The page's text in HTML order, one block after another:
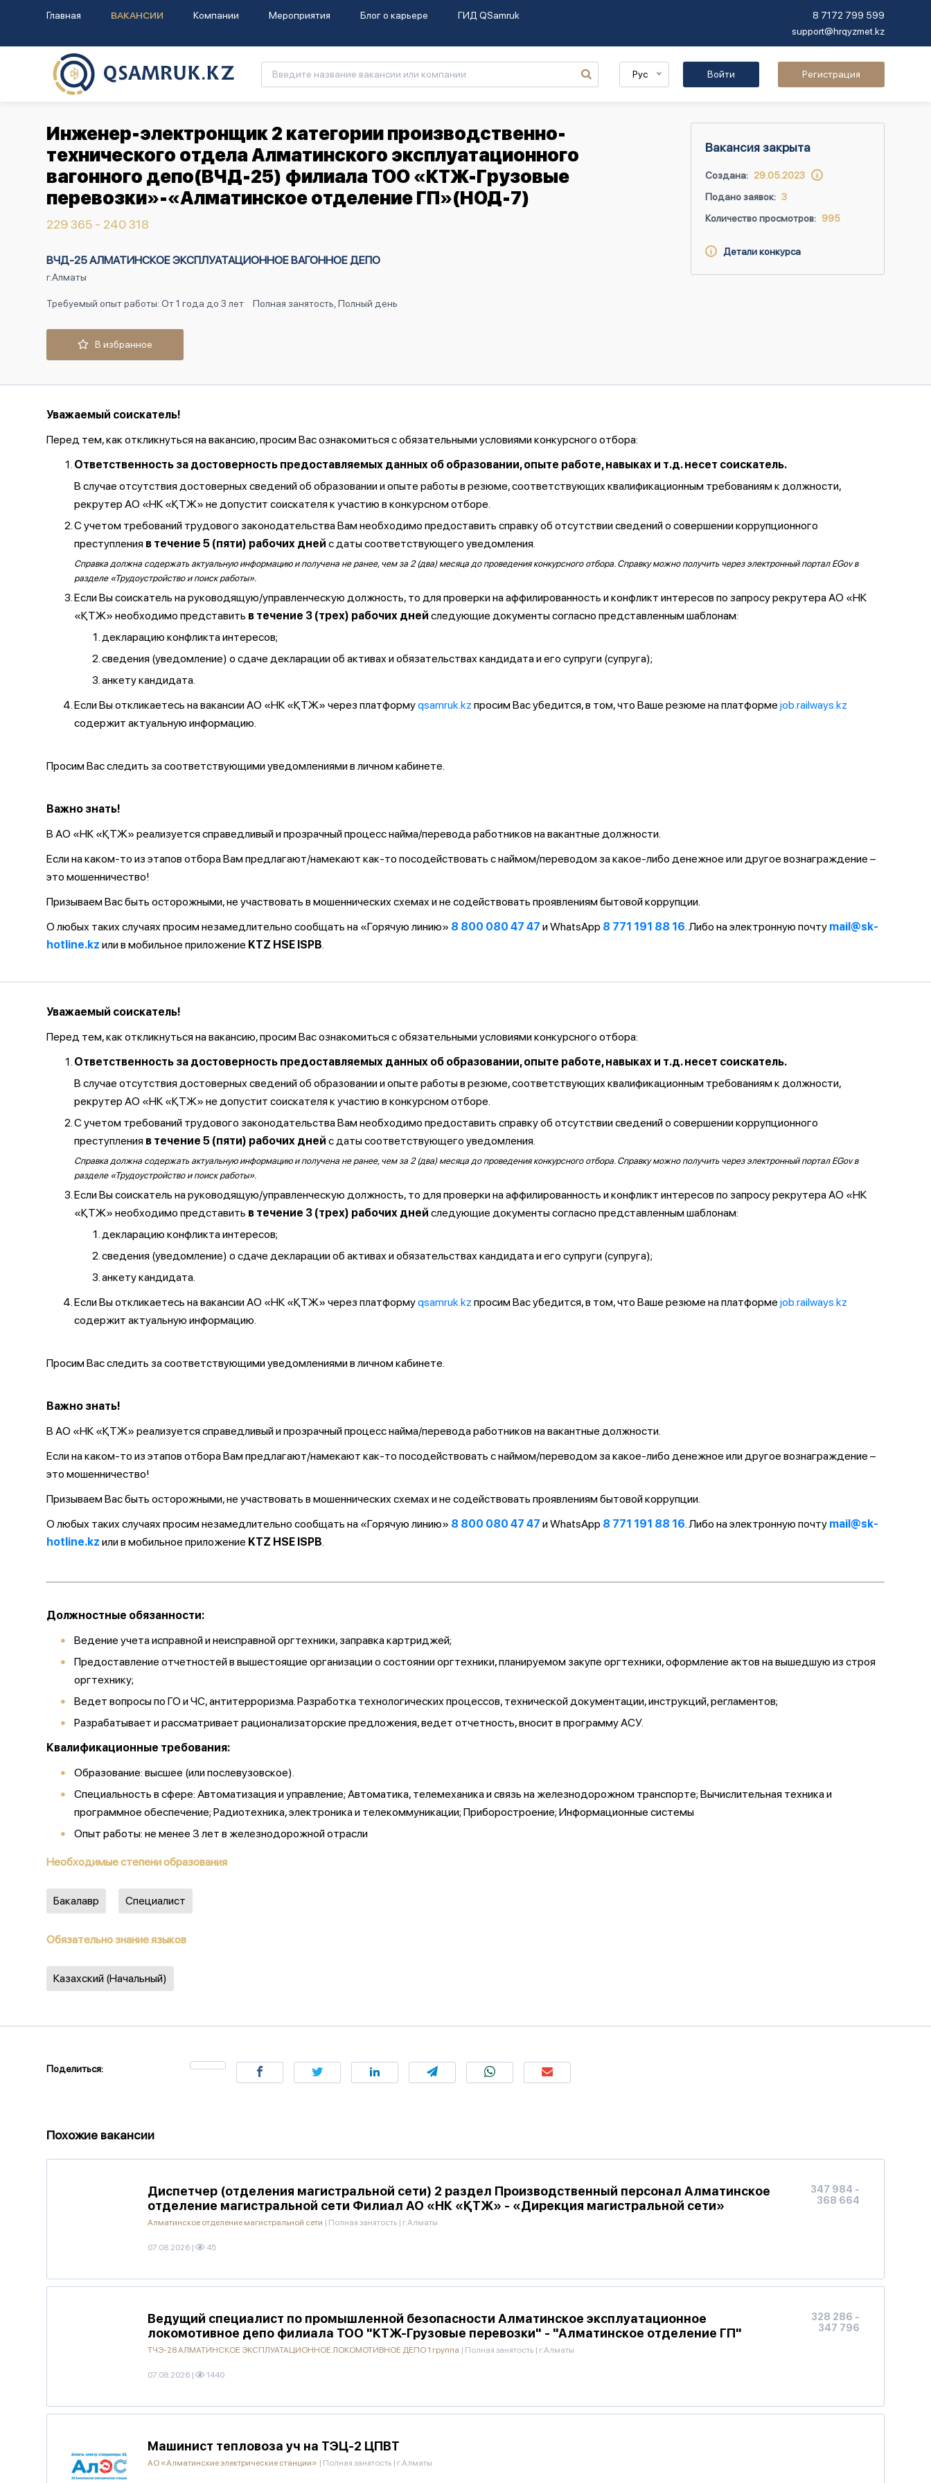
Главная ВАКАНСИИ Компании Мероприятия Блог о карьере ГИД QSamruk
8 7172 799 599
support@hrqyzmet.kz
Рус Войти Регистрация
Инженер-электронщик 2 категории производственно-
технического отдела Алматинского эксплуатационного
вагонного депо(ВЧД-25) филиала ТОО «КТЖ-Грузовые
перевозки»-«Алматинское отделение ГП»(НОД-7)
229 365 - 240 318
ВЧД-25 АЛМАТИНСКОЕ ЭКСПЛУАТАЦИОННОЕ ВАГОННОЕ ДЕПО
г.Алматы
Требуемый опыт работы: От 1 года до 3 лет Полная занятость, Полный день
Вакансия закрыта
Создана: 29.05.2023
Подано заявок: 3
Количество просмотров: 995
Детали конкурса
В избранное
Уважаемый соискатель!
Перед тем, как откликнуться на вакансию, просим Вас ознакомиться с обязательными условиями конкурсного отбора:
Ответственность за достоверность предоставляемых данных об образовании, опыте работе, навыках и т.д. несет соискатель.
В случае отсутствия достоверных сведений об образовании и опыте работы в резюме, соответствующих квалификационным требованиям к должности,
рекрутер АО «НК «ҚТЖ» не допустит соискателя к участию в конкурсном отборе.
С учетом требований трудового законодательства Вам необходимо предоставить справку об отсутствии сведений о совершении коррупционного
преступления в течение 5 (пяти) рабочих дней с даты соответствующего уведомления.
Справка должна содержать актуальную информацию и получена не ранее, чем за 2 (два) месяца до проведения конкурсного отбора. Справку можно получить через электронный портал EGov в
разделе «Трудоустройство и поиск работы».
Если Вы соискатель на руководящую/управленческую должность, то для проверки на аффилированность и конфликт интересов по запросу рекрутера АО «НК
«ҚТЖ» необходимо представить в течение 3 (трех) рабочих дней следующие документы согласно представленным шаблонам:
декларацию конфликта интересов;
сведения (уведомление) о сдаче декларации об активах и обязательствах кандидата и его супруги (супруга);
анкету кандидата.
Если Вы откликаетесь на вакансии АО «НК «ҚТЖ» через платформуqsamruk.kz просим Вас убедится, в том, что Ваше резюме на платформе job.railways.kz
содержит актуальную информацию.
Просим Вас следить за соответствующими уведомлениями в личном кабинете.
Важно знать!
В АО «НК «ҚТЖ» реализуется справедливый и прозрачный процесс найма/перевода работников на вакантные должности.
Если на каком-то из этапов отбора Вам предлагают/намекают как-то посодействовать с наймом/переводом за какое-либо денежное или другое вознаграждение –
это мошенничество!
Призываем Вас быть осторожными, не участвовать в мошеннических схемах и не содействовать проявлениям бытовой коррупции.
О любых таких случаях просим незамедлительно сообщать на «Горячую линию» 8 800 080 47 47 и WhatsApp 8 771 191 88 16. Либо на электронную почту mail@sk-
hotline.kz или в мобильное приложение KTZ HSE ISPB.
Уважаемый соискатель!
Перед тем, как откликнуться на вакансию, просим Вас ознакомиться с обязательными условиями конкурсного отбора:
Ответственность за достоверность предоставляемых данных об образовании, опыте работе, навыках и т.д. несет соискатель.
В случае отсутствия достоверных сведений об образовании и опыте работы в резюме, соответствующих квалификационным требованиям к должности,
рекрутер АО «НК «ҚТЖ» не допустит соискателя к участию в конкурсном отборе.
С учетом требований трудового законодательства Вам необходимо предоставить справку об отсутствии сведений о совершении коррупционного
преступления в течение 5 (пяти) рабочих дней с даты соответствующего уведомления.
Справка должна содержать актуальную информацию и получена не ранее, чем за 2 (два) месяца до проведения конкурсного отбора. Справку можно получить через электронный портал EGov в
разделе «Трудоустройство и поиск работы».
Если Вы соискатель на руководящую/управленческую должность, то для проверки на аффилированность и конфликт интересов по запросу рекрутера АО «НК
«ҚТЖ» необходимо представить в течение 3 (трех) рабочих дней следующие документы согласно представленным шаблонам:
декларацию конфликта интересов;
сведения (уведомление) о сдаче декларации об активах и обязательствах кандидата и его супруги (супруга);
анкету кандидата.
Если Вы откликаетесь на вакансии АО «НК «ҚТЖ» через платформуqsamruk.kz просим Вас убедится, в том, что Ваше резюме на платформе job.railways.kz
содержит актуальную информацию.
Просим Вас следить за соответствующими уведомлениями в личном кабинете.
Важно знать!
В АО «НК «ҚТЖ» реализуется справедливый и прозрачный процесс найма/перевода работников на вакантные должности.
Если на каком-то из этапов отбора Вам предлагают/намекают как-то посодействовать с наймом/переводом за какое-либо денежное или другое вознаграждение –
это мошенничество!
Призываем Вас быть осторожными, не участвовать в мошеннических схемах и не содействовать проявлениям бытовой коррупции.
О любых таких случаях просим незамедлительно сообщать на «Горячую линию» 8 800 080 47 47 и WhatsApp 8 771 191 88 16. Либо на электронную почту mail@sk-
hotline.kz или в мобильное приложение KTZ HSE ISPB.
Должностные обязанности:
Ведение учета исправной и неисправной оргтехники, заправка картриджей;
Предоставление отчетностей в вышестоящие организации о состоянии оргтехники, планируемом закупе оргтехники, оформление актов на вышедшую из строя
оргтехнику;
Ведет вопросы по ГО и ЧС, антитерроризма. Разработка технологических процессов, технической документации, инструкций, регламентов;
Разрабатывает и рассматривает рационализаторские предложения, ведет отчетность, вносит в программу АСУ.
Квалификационные требования:
Образование: высшее (или послевузовское).
Специальность в сфере: Автоматизация и управление; Автоматика, телемеханика и связь на железнодорожном транспорте; Вычислительная техника и
программное обеспечение; Радиотехника, электроника и телекоммуникации; Приборостроение; Информационные системы
Опыт работы: не менее 3 лет в железнодорожной отрасли
Необходимые степени образования
Бакалавр Специалист
Обязательно знание языков
Казахский (Начальный)
Поделиться:
Похожие вакансии
Диспетчер (отделения магистральной сети) 2 раздел Производственный персонал Алматинское
отделение магистральной сети Филиал АО «НК «ҚТЖ» - «Дирекция магистральной сети»
Алматинское отделение магистральной сети | Полная занятость | г.Алматы
07.08.2026 | 45
347 984 -
368 664
Ведущий специалист по промышленной безопасности Алматинское эксплуатационное
локомотивное депо филиала ТОО "КТЖ-Грузовые перевозки" - "Алматинское отделение ГП"
ТЧЭ-28 АЛМАТИНСКОЕ ЭКСПЛУАТАЦИОННОЕ ЛОКОМОТИВНОЕ ДЕПО 1 группа | Полная занятость | г.Алматы
07.08.2026 | 1440
328 286 -
347 796
Машинист тепловоза уч на ТЭЦ-2 ЦПВТ
АО «Алматинские электрические станции» | Полная занятость | г.Алматы